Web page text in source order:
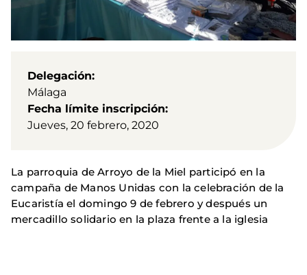
Delegación
Málaga
Fecha límite inscripción
Jueves, 20 febrero, 2020
La parroquia de Arroyo de la Miel participó en la
campaña de Manos Unidas con la celebración de la
Eucaristía el domingo 9 de febrero y después un
mercadillo solidario en la plaza frente a la iglesia